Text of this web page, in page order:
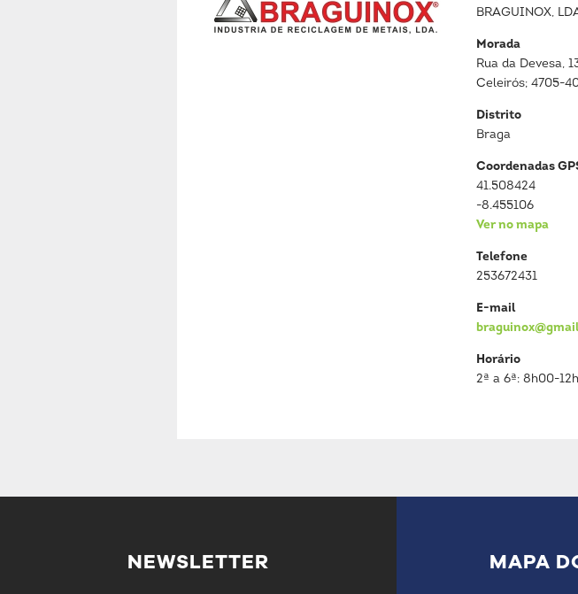
BRAGUINOX,
Morada
Rua da Devesa,
Celeirós; 4705-
Distrito
Braga
Coordenadas
41.508424
-8.455106
Ver no mapa
Telefone
253672431
E-mail
Horário
2ª a 6ª: 8h00-
NEWSLETTER MAPA